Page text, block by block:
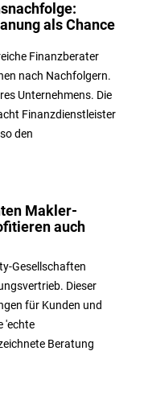
als Chance
Finanzberater
nach Nachfolgern.
Unternehmens. Die
Finanzdienstleister
den
Makler-
auch
Gesellschaften
Dieser
für Kunden und
'echte
Beratung